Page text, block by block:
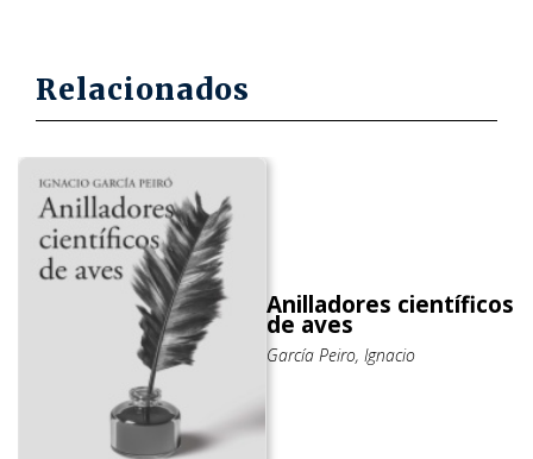
Relacionados
Anilladores científicos
de aves
García Peiro, Ignacio